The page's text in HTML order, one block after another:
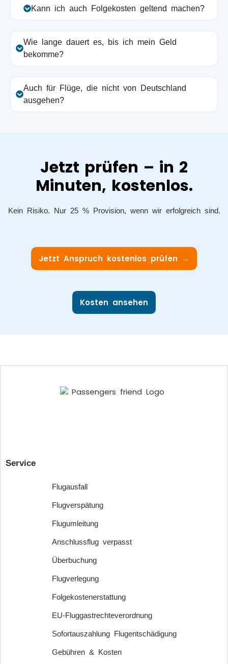
Kann ich auch Folgekosten geltend machen?
Wie lange dauert es, bis ich mein Geld
bekomme?
Auch für Flüge, die nicht von Deutschland
ausgehen?
Jetzt prüfen – in 2
Minuten, kostenlos.
Kein Risiko. Nur 25 % Provision, wenn wir erfolgreich sind.
Jetzt Anspruch kostenlos prüfen →
Kosten ansehen
Service
Flugausfall
Flugverspätung
Flugumleitung
Anschlussflug verpasst
Überbuchung
Flugverlegung
Folgekostenerstattung
EU-Fluggastrechteverordnung
Sofortauszahlung Flugentschädigung
Gebühren & Kosten